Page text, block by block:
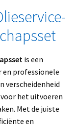
is een
professionele
verscheidenheid
het uitvoeren
Met de juiste
en